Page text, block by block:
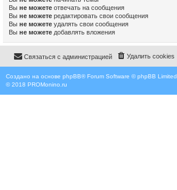
Вы не можете отвечать на сообщения
Вы не можете редактировать свои сообщения
Вы не можете удалять свои сообщения
Вы не можете добавлять вложения
Удалить cookies
Связаться с администрацией
Создано на основе phpBB® Forum Software © phpBB Limited
© 2018 PROMonino.ru